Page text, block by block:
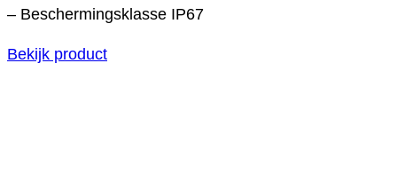
– Beschermingsklasse IP67
Bekijk product